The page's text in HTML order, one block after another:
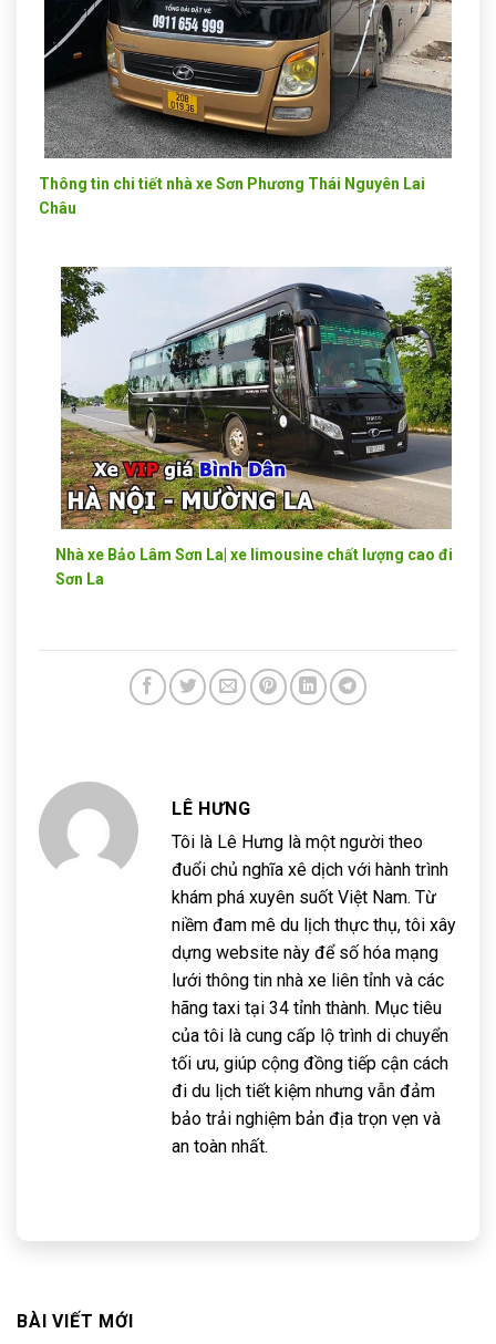
Thông tin chi tiết nhà xe Sơn Phương Thái Nguyên Lai
Châu
Nhà xe Bảo Lâm Sơn La| xe limousine chất lượng cao đi
Sơn La
LÊ HƯNG
Tôi là Lê Hưng là một người theo
đuổi chủ nghĩa xê dịch với hành trình
khám phá xuyên suốt Việt Nam. Từ
niềm đam mê du lịch thực thụ, tôi xây
dựng website này để số hóa mạng
lưới thông tin nhà xe liên tỉnh và các
hãng taxi tại 34 tỉnh thành. Mục tiêu
của tôi là cung cấp lộ trình di chuyển
tối ưu, giúp cộng đồng tiếp cận cách
đi du lịch tiết kiệm nhưng vẫn đảm
bảo trải nghiệm bản địa trọn vẹn và
an toàn nhất.
BÀI VIẾT MỚI